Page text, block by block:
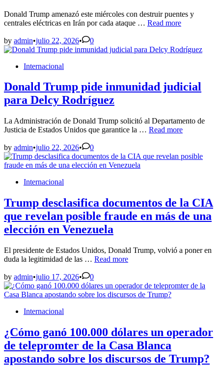
Donald Trump amenazó este miércoles con destruir puentes y
centrales eléctricas en Irán por cada ataque … Trump
destruir
de
tensión
Oriente
Read more
by admin•julio 22, 2026• 0
PostedInternacional
Donald Trump pide inmunidad judicial
para Delcy Rodríguez
La Administración de Donald Trump solicitó al Departamento de
Justicia de Estados Unidos que garantice la … Donald
inmunidad
Read more
by admin•julio 22, 2026• 0
PostedInternacional
Trump desclasifica documentos de la CIA
que revelan posible fraude en más de una
elección en Venezuela
El presidente de Estados Unidos, Donald Trump, volvió a poner en
duda la legitimidad de las … Trump
de
la
posible
fraude
en
más
de
Read more
by admin•julio 17, 2026• 0
PostedInternacional
¿Cómo ganó 100.000 dólares un operador
de telepromter de la Casa Blanca
apostando sobre los discursos de Trump?